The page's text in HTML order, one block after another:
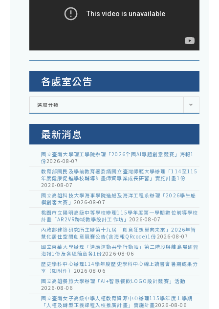
各處室公告
各
室
選取分類
最新消息
國立臺南大學理工學院辦理「2026全國AI專題創意競賽」海報1
份2026-08-07
教育部國民及學前教育署委請國立臺灣師範大學辦理「114至115
年度健康促進學校輔導計畫師資專業成長研習」實施計畫1份
2026-08-07
國立高雄科技大學海事學院造船及海洋工程系辦理「2026學生船
模創客大賽」 2026-08-07
桃園市立陽明高級中等學校辦理115學年度第一學期數位前導學校
計畫「AR2VR跨域教學設計工作坊」 2026-08-07
內政部建築研究所主辦第十九屆「創意狂想巢向未來」2026年智
慧化居住空間創意競賽公告(含海報QRcode)1份2026-08-07
國立東華大學辦理「適應運動共學行動站」第二階段與離島場研習
海報1份及各區簡章各1份2026-08-06
歷史學科中心辦理114學年度歷史學科中心線上讀書會暑期成果分
享（如附件） 2026-08-06
國立高雄餐旅大學辦理「AI+智慧餐飲LOGO設計競賽」活動
2026-08-06
國立臺南女子高級中學人權教育資源中心辦理115學年度上學期
「人權及轉型正義課程入校推廣計畫」實施計畫2026-08-06